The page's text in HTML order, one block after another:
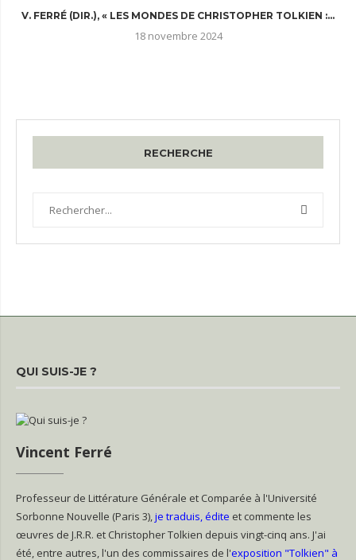
V. FERRÉ (DIR.), « LES MONDES DE CHRISTOPHER TOLKIEN :...
18 novembre 2024
RECHERCHE
QUI SUIS-JE ?
Vincent Ferré
Professeur de Littérature Générale et Comparée à l'Université
Sorbonne Nouvelle (Paris 3),je traduis, édite et commente les
œuvres de J.R.R. et Christopher Tolkien depuis vingt-cinq ans. J'ai
été, entre autres, l'un des commissaires de l'exposition "Tolkien" à